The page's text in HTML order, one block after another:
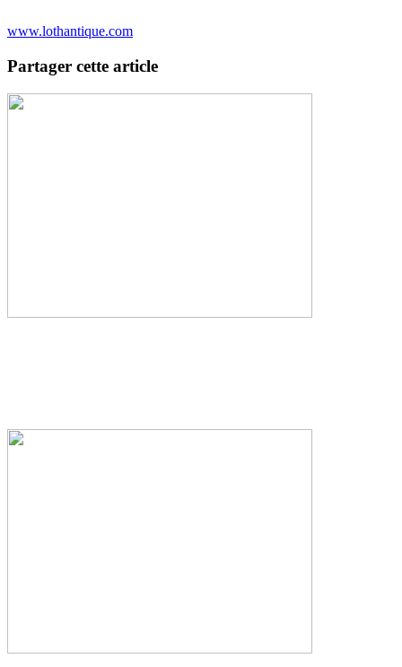
www.lothantique.com
Partager cette article